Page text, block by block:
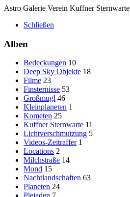
Astro Galerie Verein Kuffner Sternwarte
Schließen
Alben
Bedeckungen 10
Deep Sky Objekte 18
Filme 23
Finsternisse 53
Großmugl 46
Kleinplaneten 1
Kometen 25
Kuffner Sternwarte 11
Lichtverschmutzung 5
Videos-Zeitraffer 1
Locations 2
Milchstraße 14
Mond 15
Nachtlandschaften 63
Planeten 24